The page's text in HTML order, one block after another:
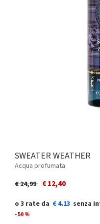
SWEATER WEATHER
Acqua profumata
Price reduced from
€ 24,99to€ 12,40
€ 4.13
- 50 %